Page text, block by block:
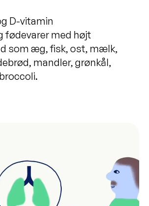
D-vitamin
fødevarer med højt
som æg, fisk, ost, mælk,
mandler, grønkål,